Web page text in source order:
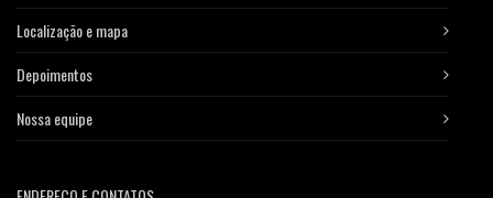
Localização e mapa
Depoimentos
Nossa equipe